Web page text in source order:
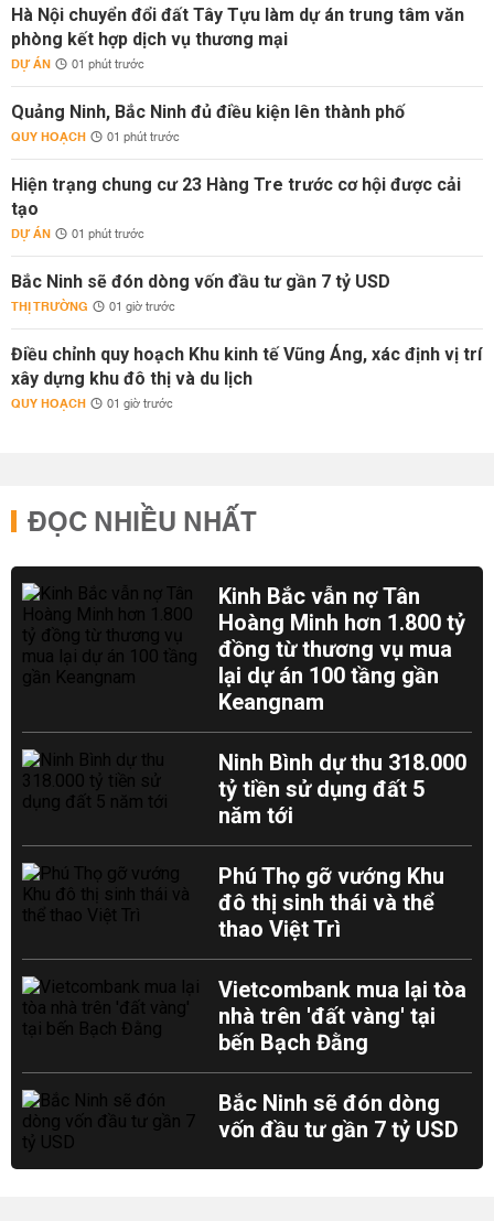
Hà Nội chuyển đổi đất Tây Tựu làm dự án trung tâm văn
phòng kết hợp dịch vụ thương mại
DỰ ÁN 01 phút trước
Quảng Ninh, Bắc Ninh đủ điều kiện lên thành phố
QUY HOẠCH 01 phút trước
Hiện trạng chung cư 23 Hàng Tre trước cơ hội được cải
tạo
DỰ ÁN 01 phút trước
Bắc Ninh sẽ đón dòng vốn đầu tư gần 7 tỷ USD
THỊ TRƯỜNG 01 giờ trước
Điều chỉnh quy hoạch Khu kinh tế Vũng Áng, xác định vị trí
xây dựng khu đô thị và du lịch
QUY HOẠCH 01 giờ trước
ĐỌC NHIỀU NHẤT
Kinh Bắc vẫn nợ Tân
Hoàng Minh hơn 1.800 tỷ
đồng từ thương vụ mua
lại dự án 100 tầng gần
Keangnam
Ninh Bình dự thu 318.000
tỷ tiền sử dụng đất 5
năm tới
Phú Thọ gỡ vướng Khu
đô thị sinh thái và thể
thao Việt Trì
Vietcombank mua lại tòa
nhà trên 'đất vàng' tại
bến Bạch Đằng
Bắc Ninh sẽ đón dòng
vốn đầu tư gần 7 tỷ USD